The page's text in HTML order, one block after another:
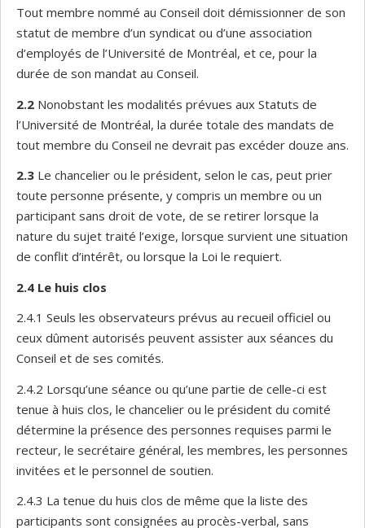
Tout membre nommé au Conseil doit démissionner de son
statut de membre d’un syndicat ou d’une association
d’employés de l’Université de Montréal, et ce, pour la
durée de son mandat au Conseil.
2.2 Nonobstant les modalités prévues aux Statuts de
l’Université de Montréal, la durée totale des mandats de
tout membre du Conseil ne devrait pas excéder douze ans.
2.3 Le chancelier ou le président, selon le cas, peut prier
toute personne présente, y compris un membre ou un
participant sans droit de vote, de se retirer lorsque la
nature du sujet traité l’exige, lorsque survient une situation
de conflit d’intérêt, ou lorsque la Loi le requiert.
2.4 Le huis clos
2.4.1 Seuls les observateurs prévus au recueil officiel ou
ceux dûment autorisés peuvent assister aux séances du
Conseil et de ses comités.
2.4.2 Lorsqu’une séance ou qu’une partie de celle-ci est
tenue à huis clos, le chancelier ou le président du comité
détermine la présence des personnes requises parmi le
recteur, le secrétaire général, les membres, les personnes
invitées et le personnel de soutien.
2.4.3 La tenue du huis clos de même que la liste des
participants sont consignées au procès-verbal, sans